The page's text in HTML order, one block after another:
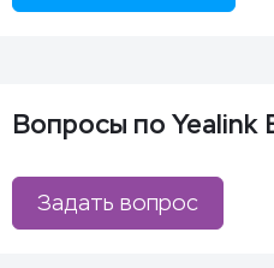
Вопросы по Yealink
Задать вопрос